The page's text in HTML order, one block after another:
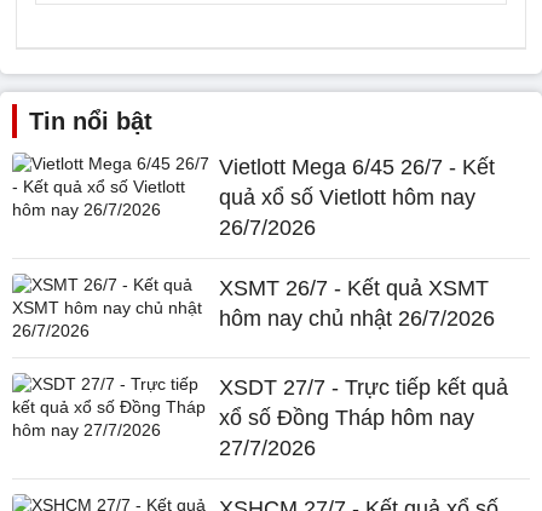
Tin nổi bật
Vietlott Mega 6/45 26/7 - Kết
quả xổ số Vietlott hôm nay
26/7/2026
XSMT 26/7 - Kết quả XSMT
hôm nay chủ nhật 26/7/2026
XSDT 27/7 - Trực tiếp kết quả
xổ số Đồng Tháp hôm nay
27/7/2026